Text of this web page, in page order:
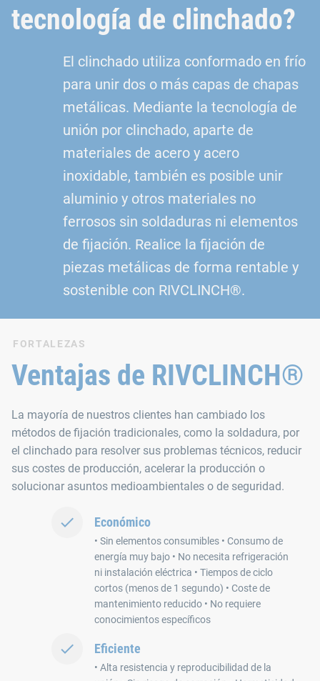
tecnología de clinchado?
El clinchado utiliza conformado en frío
para unir dos o más capas de chapas
metálicas. Mediante la tecnología de
unión por clinchado, aparte de
materiales de acero y acero
inoxidable, también es posible unir
aluminio y otros materiales no
ferrosos sin soldaduras ni elementos
de fijación. Realice la fijación de
piezas metálicas de forma rentable y
sostenible con RIVCLINCH®.
FORTALEZAS
Ventajas de RIVCLINCH®
La mayoría de nuestros clientes han cambiado los
métodos de fijación tradicionales, como la soldadura, por
el clinchado para resolver sus problemas técnicos, reducir
sus costes de producción, acelerar la producción o
solucionar asuntos medioambientales o de seguridad.
Económico
• Sin elementos consumibles • Consumo de
energía muy bajo • No necesita refrigeración
ni instalación eléctrica • Tiempos de ciclo
cortos (menos de 1 segundo) • Coste de
mantenimiento reducido • No requiere
conocimientos específicos
Eficiente
• Alta resistencia y reproducibilidad de la